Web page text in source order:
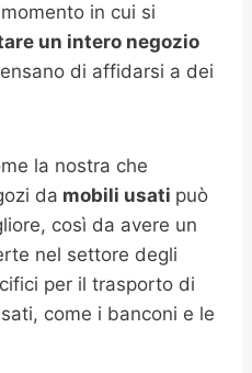
in cui si
un intero negozio
di affidarsi a dei
la nostra che
da mobili usati può
così da avere un
nel settore degli
per il trasporto di
come i banconi e le